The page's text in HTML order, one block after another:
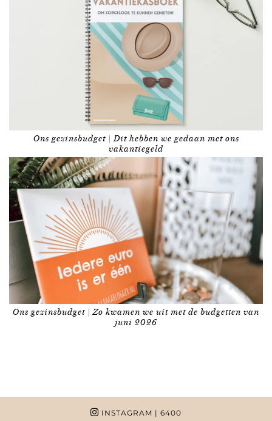
Ons gezinsbudget | Dit hebben we gedaan met ons
vakantiegeld
Ons gezinsbudget | Zo kwamen we uit met de budgetten van
juni 2026
INSTAGRAM | 6400